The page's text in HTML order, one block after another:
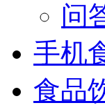
问
手机
食品